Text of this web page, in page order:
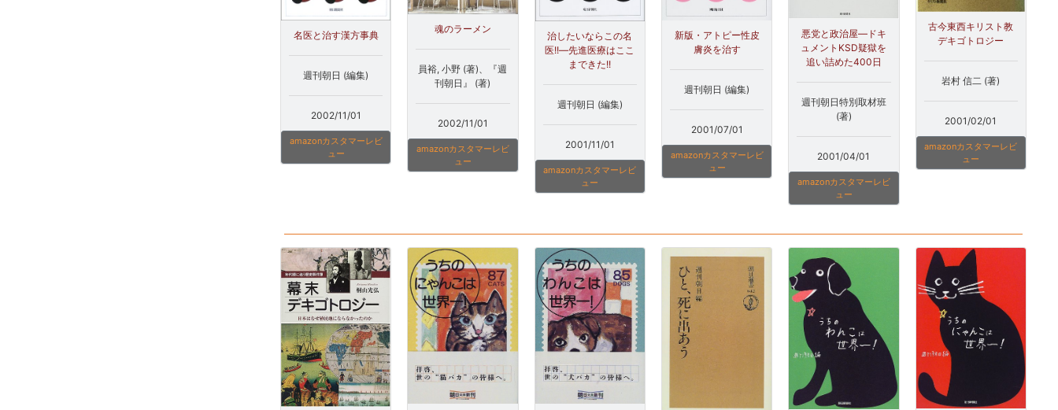
名医と治す漢方事典
週刊朝日 (編集)
2002/11/01
amazonカスタマーレビ
ュー
魂のラーメン
員裕, 小野 (著)、『週
刊朝日』 (著)
2002/11/01
amazonカスタマーレビ
ュー
治したいならこの名
医!!―先進医療はここ
まできた!!
週刊朝日 (編集)
2001/11/01
amazonカスタマーレビ
ュー
新版・アトピー性皮
膚炎を治す
週刊朝日 (編集)
2001/07/01
amazonカスタマーレビ
ュー
悪党と政治屋―ドキ
ュメントKSD疑獄を
追い詰めた400日
週刊朝日特別取材班
(著)
2001/04/01
amazonカスタマーレビ
ュー
古今東西キリスト教
デキゴトロジー
岩村 信二 (著)
2001/02/01
amazonカスタマーレビ
ュー